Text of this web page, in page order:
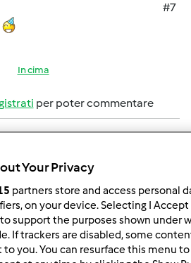
#7
In cima
per poter commentare
#8
Your Privacy
partners store and access personal
on your device. Selecting I
support the purposes shown under
If trackers are disabled, some
to you. You can resurface this menu